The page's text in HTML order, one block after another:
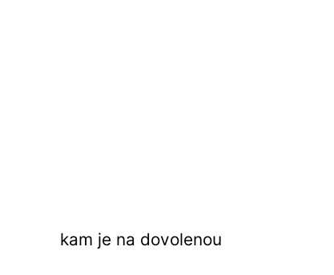
kam je na dovolenou